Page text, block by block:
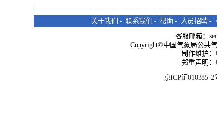
关于我们 - 联系我们 - 帮助 - 人员招聘 -
客服邮箱：
Copyright©中国气象局公共
制作维护
郑重声明
京ICP证010385-2